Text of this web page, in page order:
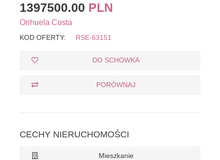
1397500.00 PLN
Orihuela Costa
KOD OFERTY: RSE-63151
DO SCHOWKA
PORÓWNAJ
CECHY NIERUCHOMOŚCI
Mieszkanie